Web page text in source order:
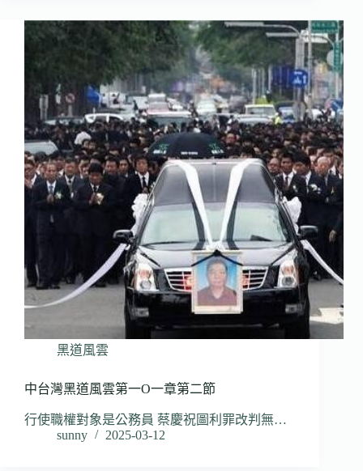
黑道風雲
中台灣黑道風雲第一O一章第二節
行使職權對象是公務員 蔡慶祝圖利罪改判無…
sunny
2025-03-12